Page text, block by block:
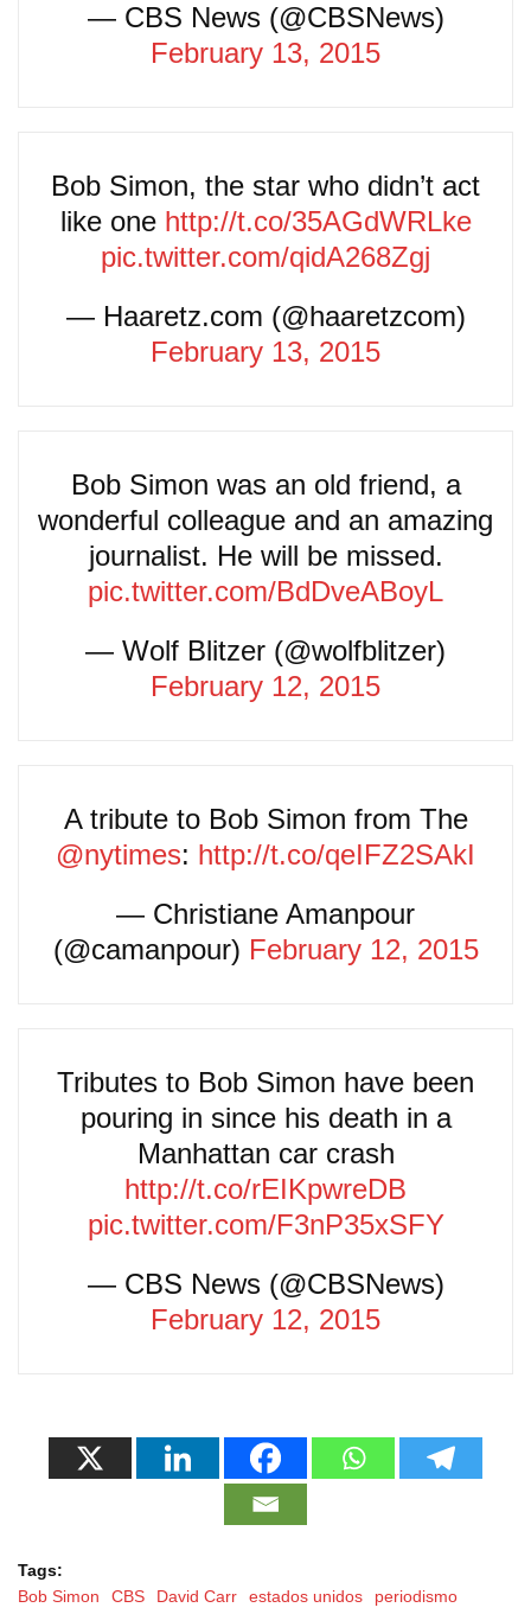
— CBS News (@CBSNews)
February 13, 2015
Bob Simon, the star who didn’t act
like one http://t.co/35AGdWRLke
pic.twitter.com/qidA268Zgj
— Haaretz.com (@haaretzcom)
February 13, 2015
Bob Simon was an old friend, a
wonderful colleague and an amazing
journalist. He will be missed.
pic.twitter.com/BdDveABoyL
— Wolf Blitzer (@wolfblitzer)
February 12, 2015
A tribute to Bob Simon from The
@nytimes: http://t.co/qeIFZ2SAkI
— Christiane Amanpour
(@camanpour) February 12, 2015
Tributes to Bob Simon have been
pouring in since his death in a
Manhattan car crash
http://t.co/rEIKpwreDB
pic.twitter.com/F3nP35xSFY
— CBS News (@CBSNews)
February 12, 2015
Tags:
Bob Simon
CBS David Carr estados unidos
periodismo